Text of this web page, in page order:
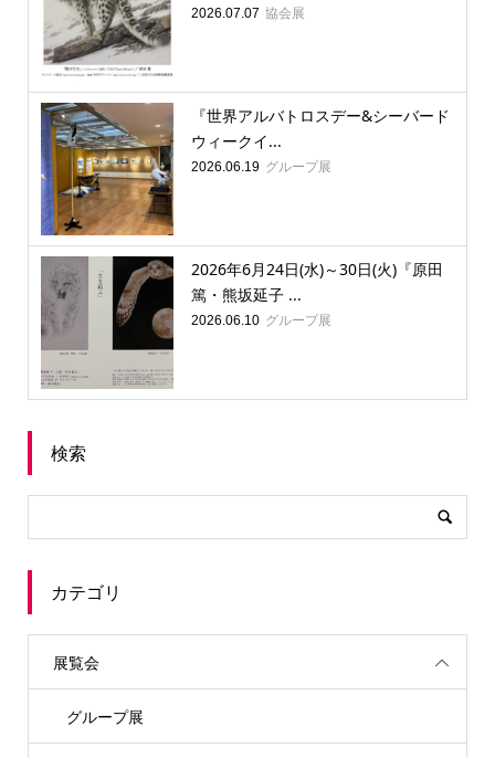
2026.07.07 協会展
『世界アルバトロスデー&シーバード
ウィークイ...
2026.06.19 グループ展
2026年6月24日(水)～30日(火)『原田
篤・熊坂延子 ...
2026.06.10 グループ展
検索
カテゴリ
展覧会
グループ展